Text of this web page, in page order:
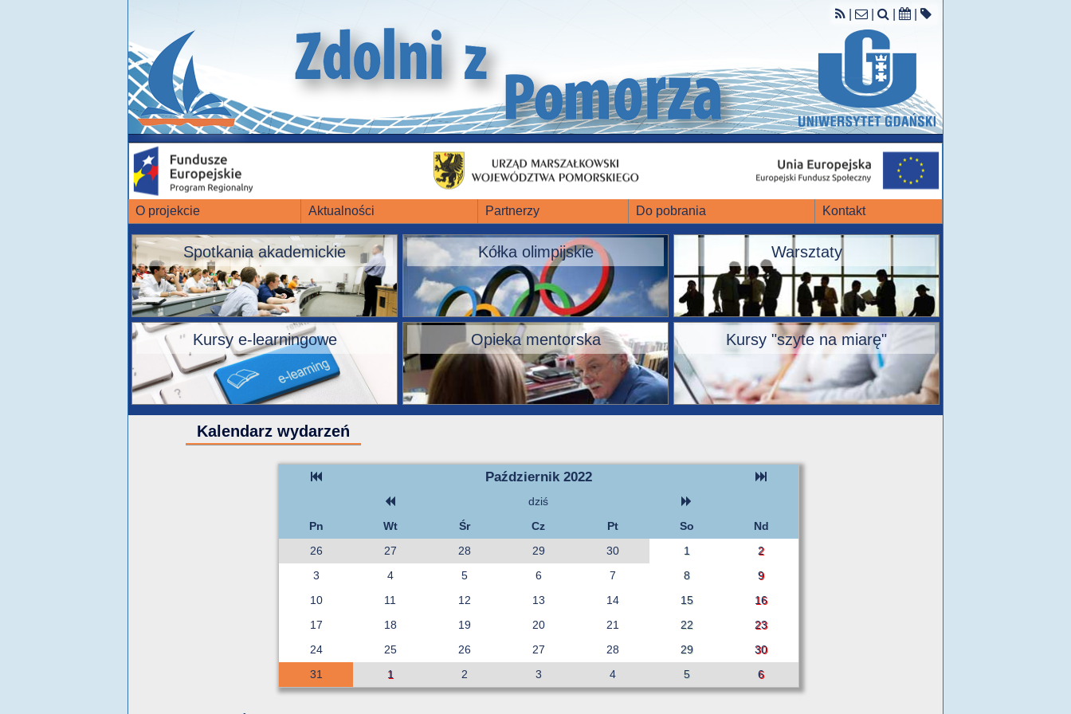
O projekcie Aktualności Partnerzy Do pobrania Kontakt
Spotkania akademickie Kółka olimpijskie Warsztaty
Kursy e-learningowe Opieka mentorska Kursy "szyte na miarę"
Kalendarz wydarzeń
Październik 2022
dziś
Pn
Wt Śr Cz Pt So
Nd
26
27 28 29 30 1
2
3
4 5 6 7 8
9
10
11 12 13 14 15
16
17
18 19 20 21 22
23
24
25 26 27 28 29
30
31
1 2 3 4 5 6